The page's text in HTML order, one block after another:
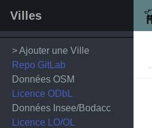
Villes
> Ajouter une Ville
Repo GitLab
Données OSM
Licence ODbL
Données Insee/Bodacc
Licence LO/OL